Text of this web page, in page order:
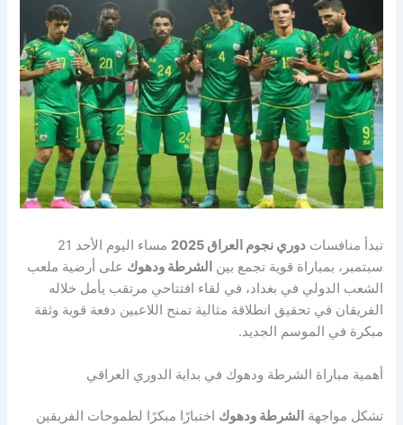
تبدأ منافساتدوري نجوم العراق 2025
مساء اليوم الأحد 21
سبتمبر، بمباراة قوية تجمع بين الشرطة ودهوك على أرضية ملعب
الشعب الدولي في بغداد، في لقاء افتتاحي مرتقب يأمل خلاله
الفريقان في تحقيق انطلاقة مثالية تمنح اللاعبين دفعة قوية وثقة
مبكرة في الموسم الجديد.
أهمية مباراة الشرطة ودهوك في بداية الدوري العراقي
تشكل مواجهة الشرطة ودهوك اختبارًا مبكرًا لطموحات الفريقين